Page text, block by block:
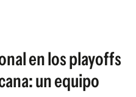
en los playoffs
un equipo